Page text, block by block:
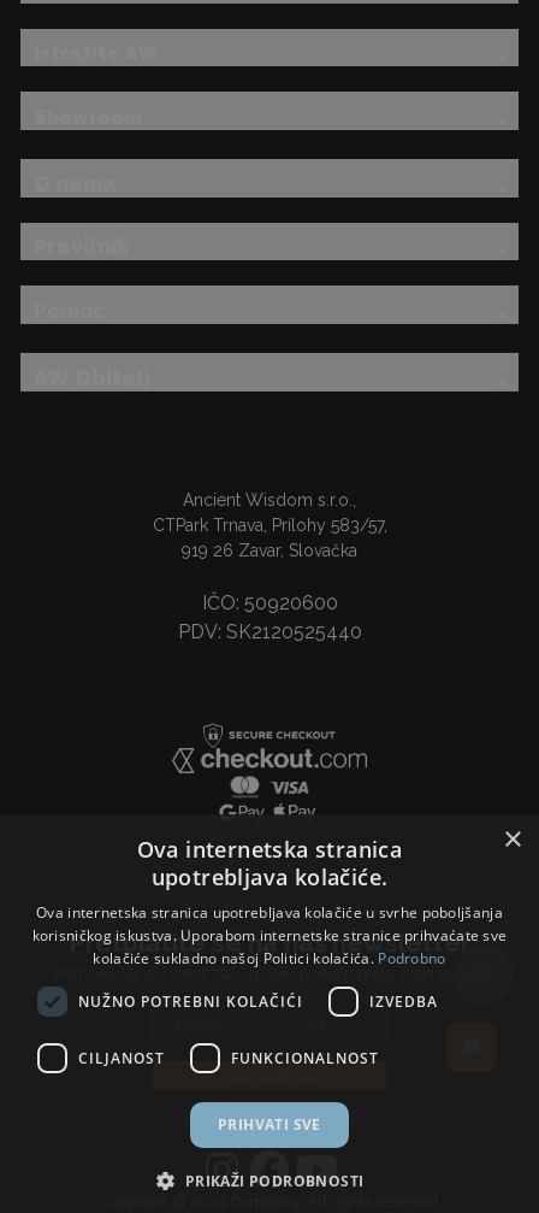
Ancient Wisdom s.r.o.,
CTPark Trnava, Prílohy 583/57,
919 26 Zavar, Slovačka
IČO: 50920600
PDV: SK2120525440
Pretplatite se na naš newsletter
Najnoviji članci i vijesti stižu u vašu pristiglu poštu svaki tjedan.
×
Ova internetska stranica
upotrebljava kolačiće.
Ova internetska stranica upotrebljava kolačiće u svrhe poboljšanja
korisničkog iskustva. Uporabom internetske stranice prihvaćate sve
kolačiće sukladno našoj Politici kolačića. Podrobno
NUŽNO POTREBNI KOLAČIĆI IZVEDBA
CILJANOST FUNKCIONALNOST
PRIHVATI SVE
PRIKAŽI PODROBNOSTI